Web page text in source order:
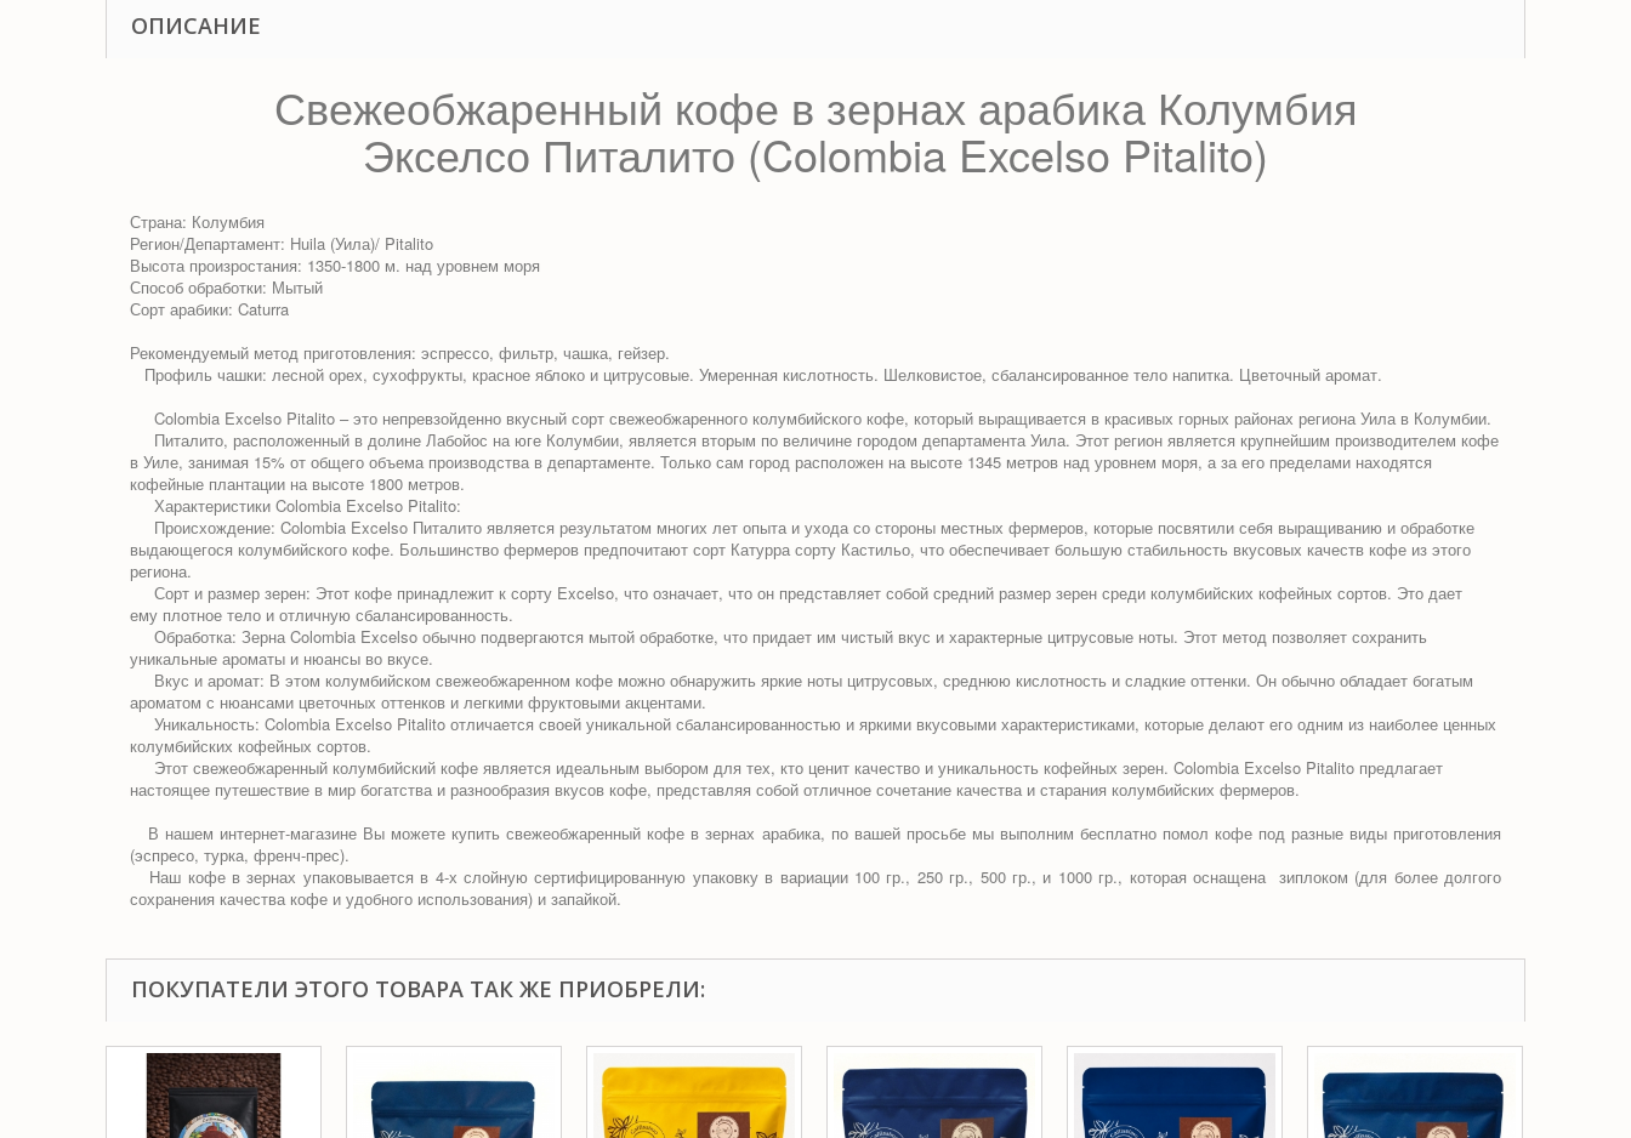
ОПИСАНИЕ
Свежеобжаренный кофе в зернах арабика Колумбия
Экселсо Питалито(Colombia Excelso Pitalito)
Страна: Колумбия
Регион/Департамент: Huila (Уила)/ Pitalito
Высота произростания: 1350-1800 м. над уровнем моря
Способ обработки: Мытый
Сорт арабики: Caturra
Рекомендуемый метод приготовления: эспрессо, фильтр, чашка, гейзер.
Профиль чашки: лесной орех, сухофрукты, красное яблоко и цитрусовые. Умеренная кислотность. Шелковистое, сбалансированное тело напитка. Цветочный аромат.
Colombia Excelso Pitalito – это непревзойденно вкусный сорт свежеобжаренного колумбийского кофе, который выращивается в красивых горных районах региона Уила в Колумбии.
Питалито, расположенный в долине Лабойос на юге Колумбии, является вторым по величине городом департамента Уила. Этот регион является крупнейшим производителем кофе
в Уиле, занимая 15% от общего объема производства в департаменте. Только сам город расположен на высоте 1345 метров над уровнем моря, а за его пределами находятся
кофейные плантации на высоте 1800 метров.
Характеристики Colombia Excelso Pitalito:
Происхождение: Colombia Excelso Питалито является результатом многих лет опыта и ухода со стороны местных фермеров, которые посвятили себя выращиванию и обработке
выдающегося колумбийского кофе. Большинство фермеров предпочитают сорт Катурра сорту Кастильо, что обеспечивает большую стабильность вкусовых качеств кофе из этого
региона.
Сорт и размер зерен: Этот кофе принадлежит к сорту Excelso, что означает, что он представляет собой средний размер зерен среди колумбийских кофейных сортов. Это дает
ему плотное тело и отличную сбалансированность.
Обработка: Зерна Colombia Excelso обычно подвергаются мытой обработке, что придает им чистый вкус и характерные цитрусовые ноты. Этот метод позволяет сохранить
уникальные ароматы и нюансы во вкусе.
Вкус и аромат: В этом колумбийском свежеобжаренном кофе можно обнаружить яркие ноты цитрусовых, среднюю кислотность и сладкие оттенки. Он обычно обладает богатым
ароматом с нюансами цветочных оттенков и легкими фруктовыми акцентами.
Уникальность: Colombia Excelso Pitalito отличается своей уникальной сбалансированностью и яркими вкусовыми характеристиками, которые делают его одним из наиболее ценных
колумбийских кофейных сортов.
Этот свежеобжаренный колумбийский кофе является идеальным выбором для тех, кто ценит качество и уникальность кофейных зерен. Colombia Excelso Pitalito предлагает
настоящее путешествие в мир богатства и разнообразия вкусов кофе, представляя собой отличное сочетание качества и старания колумбийских фермеров.
В нашем интернет-магазине Вы можете купить свежеобжаренный кофе в зернах арабика, по вашей просьбе мы выполним бесплатно помол кофе под разные виды приготовления
(эспресо, турка, френч-прес).
Наш кофе в зернах упаковывается в 4-х слойную сертифицированную упаковку в вариации 100 гр., 250 гр., 500 гр., и 1000 гр., которая оснащена зиплоком (для более долгого
сохранения качества кофе и удобного использования) и запайкой.
ПОКУПАТЕЛИ ЭТОГО ТОВАРА ТАК ЖЕ ПРИОБРЕЛИ: